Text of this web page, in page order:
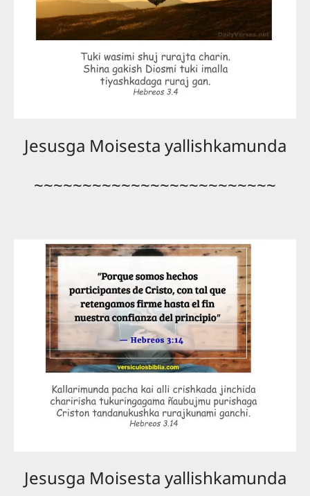
Jesusga Moisesta yallishkamunda
~~~~~~~~~~~~~~~~~~~~~~~~~
Jesusga Moisesta yallishkamunda